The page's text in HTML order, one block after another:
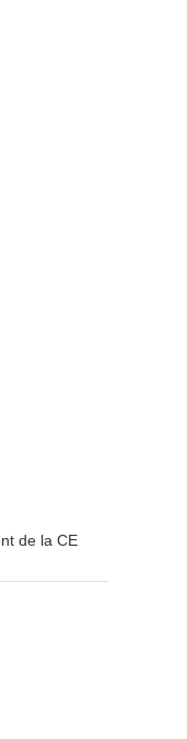
de la CE